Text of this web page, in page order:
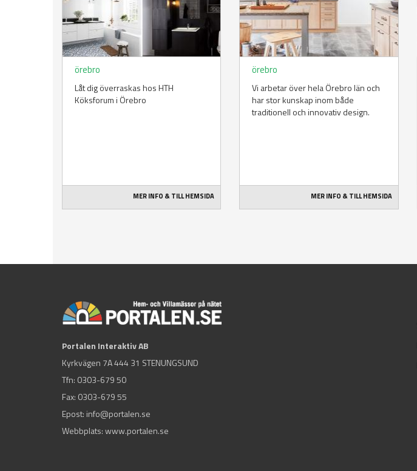
örebro
Låt dig överraskas hos HTH
Köksforum i Örebro
MER INFO & TILL HEMSIDA
örebro
Vi arbetar över hela Örebro län och
har stor kunskap inom både
traditionell och innovativ design.
MER INFO & TILL HEMSIDA
Portalen Interaktiv AB
Kyrkvägen 7A 444 31 STENUNGSUND
Tfn: 0303-679 50
Fax: 0303-679 55
Epost: info@portalen.se
Webbplats: www.portalen.se